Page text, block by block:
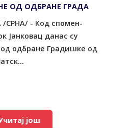
ОД ОДБРАНЕ ГРАДА
СРНА/ - Код спомен-
Јанковац данас су
одбране Градишке од
још